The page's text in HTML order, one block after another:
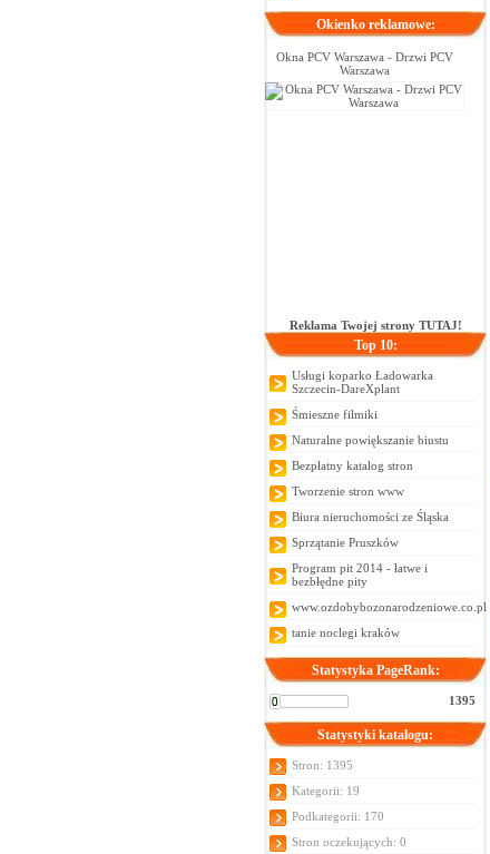
Okienko reklamowe:
Okna PCV Warszawa - Drzwi PCV
Warszawa
Reklama Twojej strony TUTAJ!
Top 10:
Usługi koparko Ładowarka
Szczecin-DareXplant
Śmieszne filmiki
Naturalne powiększanie biustu
Bezpłatny katalog stron
Tworzenie stron www
Biura nieruchomości ze Śląska
Sprzątanie Pruszków
Program pit 2014 - łatwe i
bezbłędne pity
www.ozdobybozonarodzeniowe.co.pl
tanie noclegi kraków
Statystyka PageRank:
1395
Statystyki katalogu:
Stron: 1395
Kategorii: 19
Podkategorii: 170
Stron oczekujących: 0